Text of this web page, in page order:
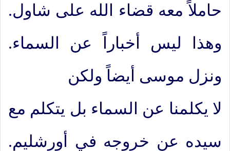
حاملاً معه قضاء الله على شاول.
وهذا ليس أخباراً عن السماء.
ونزل موسى أيضاً ولكن
لا يكلمنا عن السماء بل يتكلم مع
سيده عن خروجه في أورشليم.